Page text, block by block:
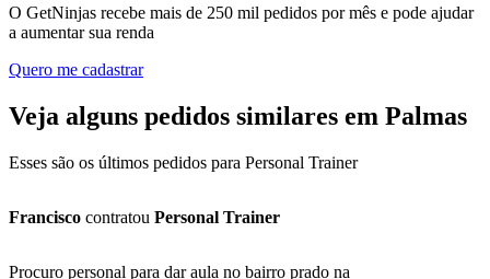
O GetNinjas recebe mais de 250 mil pedidos por mês e pode ajudar
a aumentar sua renda
Quero me cadastrar
Veja alguns pedidos similares em Palmas
Esses são os últimos pedidos para Personal Trainer
Francisco contratou Personal Trainer
Procuro personal para dar aula no bairro prado na